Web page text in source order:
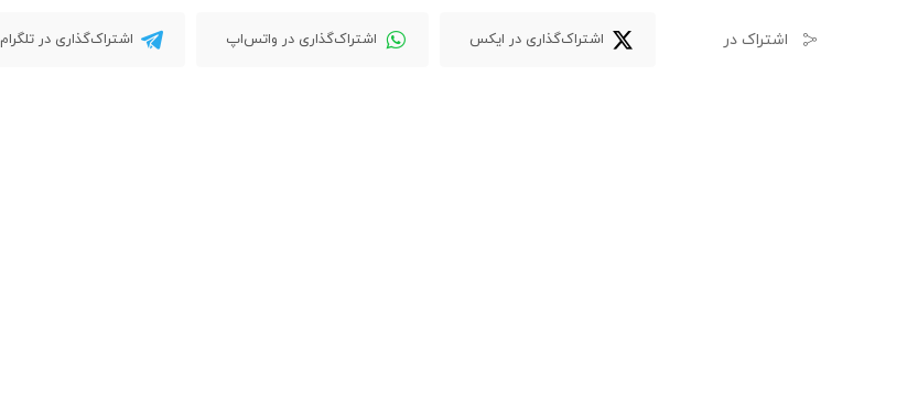
اشتراک در اشتراک‌گذاری در ایکس اشتراک‌گذاری در واتس‌اپ اشتراک‌گذاری در تلگرام